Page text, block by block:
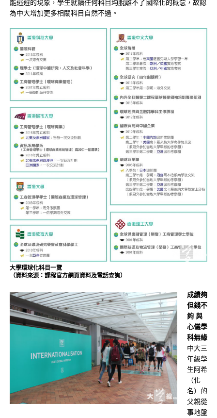
能逃避的現象，學生就讀任何科目均脫離不了國際化的概念，故認
為中大增加更多相關科目自然不過。
大學環球化科目一覽
（資料來源：課程官方網頁資料及電話查詢）
成績夠
但錢不
夠 與
心儀學
科無緣
中大三
年級學
生阿希
（化
名）的
父親從
事地盤